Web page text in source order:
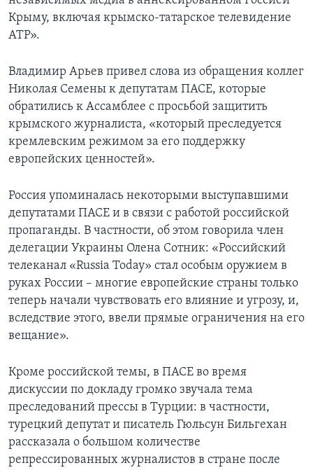
Крыму, включая крымско-татарское телевидение
АТР».
Владимир Арьев привел слова из обращения коллег
Николая Семены к депутатам ПАСЕ, которые
обратились к Ассамблее с просьбой защитить
крымского журналиста, «который преследуется
кремлевским режимом за его поддержку
европейских ценностей».
Россия упоминалась некоторыми выступавшими
депутатами ПАСЕ и в связи с работой российской
пропаганды. В частности, об этом говорила член
делегации Украины Олена Сотник: «Российский
телеканал «Russia Today» стал особым оружием в
руках России – многие европейские страны только
теперь начали чувствовать его влияние и угрозу, и,
вследствие этого, ввели прямые ограничения на его
вещание».
Кроме российской темы, в ПАСЕ во время
дискуссии по докладу громко звучала тема
преследований прессы в Турции: в частности,
турецкий депутат и писатель Гюльсун Бильгехан
рассказала о большом количестве
репрессированных журналистов в стране после